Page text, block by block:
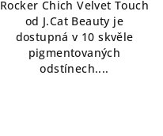
Rocker Chich Velvet Touch
od J.Cat Beauty je
dostupná v 10 skvěle
pigmentovaných
odstínech....